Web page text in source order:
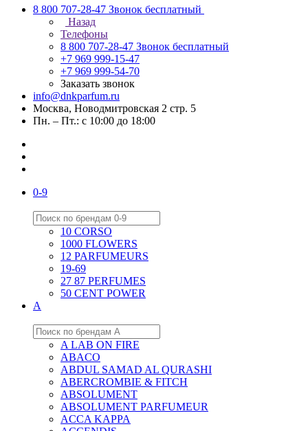
8 800 707-28-47 Звонок бесплатный
Назад
Телефоны
8 800 707-28-47 Звонок бесплатный
+7 969 999-15-47
+7 969 999-54-70
Заказать звонок
info@dnkparfum.ru
Москва, Новодмитровская 2 стр. 5
Пн. – Пт.: с 10:00 до 18:00
0-9
10 CORSO
1000 FLOWERS
12 PARFUMEURS
19-69
27 87 PERFUMES
50 CENT POWER
A
A LAB ON FIRE
ABACO
ABDUL SAMAD AL QURASHI
ABERCROMBIE & FITCH
ABSOLUMENT
ABSOLUMENT PARFUMEUR
ACCA KAPPA